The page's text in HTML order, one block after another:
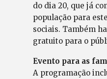
do dia 20, que já
população para
sociais. Também
gratuito para o
Evento para as
A programação